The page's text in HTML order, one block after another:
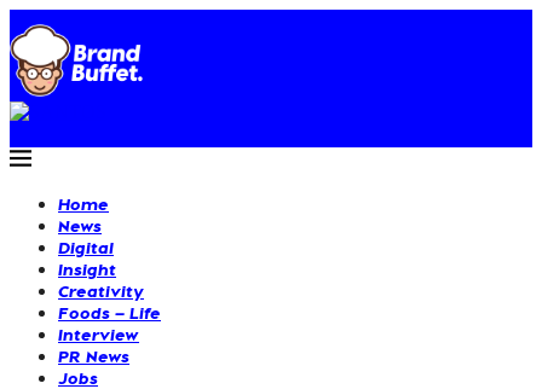
Home
News
Digital
Insight
Creativity
Foods – Life
Interview
PR News
Jobs